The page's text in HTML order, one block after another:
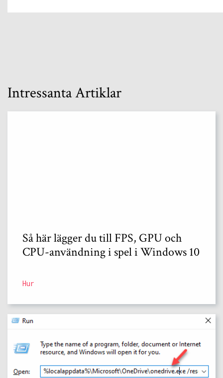
Intressanta Artiklar
Så här lägger du till FPS, GPU och
CPU-användning i spel i Windows 10
Hur